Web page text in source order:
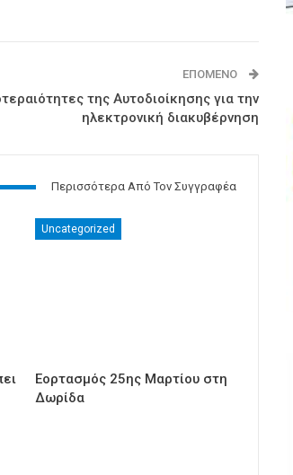
ΕΠΌΜΕΝΟ
της Αυτοδιοίκησης για την
ηλεκτρονική διακυβέρνηση
Περισσότερα Από Τον Συγγραφέα
Uncategorized
Εορτασμός 25ης Μαρτίου στη
Δωρίδα